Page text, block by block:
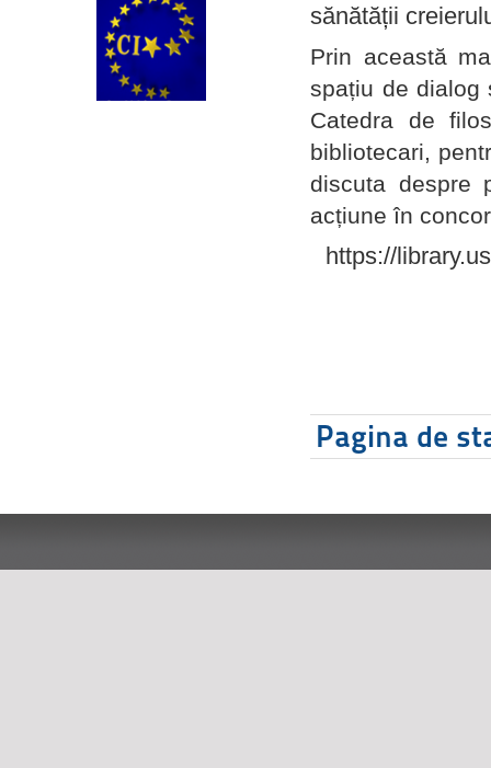
sănătății
Prin această
spațiu de dialog
Catedra de
bibliotecari,
discuta despre
acțiune în
https://
Pagina de